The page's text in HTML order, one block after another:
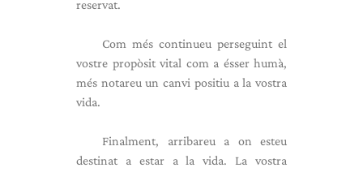
reservat.
Com més continueu perseguint el
vostre propòsit vital com a ésser humà,
més notareu un canvi positiu a la vostra
vida.
Finalment, arribareu a on esteu
destinat a estar a la vida. La vostra